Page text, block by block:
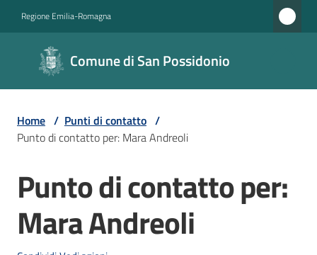
Regione Emilia-Romagna
Comune di San Possidonio
Comune di
San
Possidonio
Novità
Servizi
Home / Punti di contatto /
Punto di contatto per: Mara Andreoli
Salta al contenuto
Punto di contatto per:
Mara Andreoli